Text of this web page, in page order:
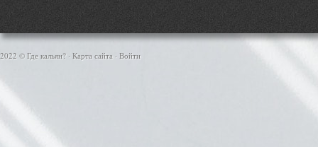
2022 © Где кальян? · Карта сайта · Войти